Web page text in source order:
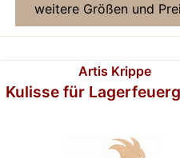
weitere Größen und
Artis Krippe
Kulisse für